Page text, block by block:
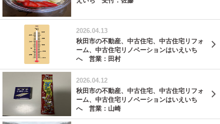
2026.04.13
秋田市の不動産、中古住宅、中古住宅リフォ
ーム、中古住宅リノベーションはいえいち
へ 営業：田村
2026.04.12
秋田市の不動産、中古住宅、中古住宅リフォ
ーム、中古住宅リノベーションはいえいち
へ 営業：山崎